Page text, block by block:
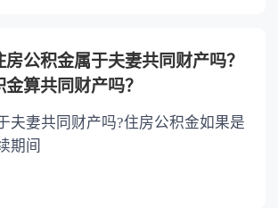
公积金属于夫妻共同财产吗？
算共同财产吗？
夫妻共同财产吗?住房公积金如果是
期间